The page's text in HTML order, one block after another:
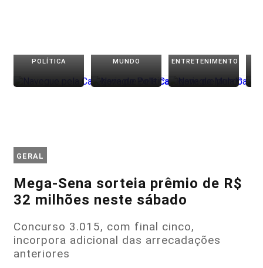
POLÍTICA MUNDO ENTRETENIMENTO
GERAL
Mega-Sena sorteia prêmio de R$
32 milhões neste sábado
Concurso 3.015, com final cinco,
incorpora adicional das arrecadações
anteriores